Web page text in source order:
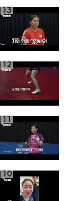
13
12
11
10